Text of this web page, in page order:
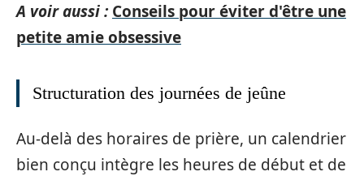
A voir aussi : Conseils pour éviter d'être une
petite amie obsessive
Structuration des journées de jeûne
Au-delà des horaires de prière, un calendrier
bien conçu intègre les heures de début et de